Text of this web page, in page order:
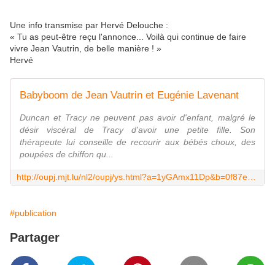
Une info transmise par Hervé Delouche :
« Tu as peut-être reçu l'annonce... Voilà qui continue de faire
vivre Jean Vautrin, de belle manière ! »
Hervé
Babyboom de Jean Vautrin et Eugénie Lavenant
Duncan et Tracy ne peuvent pas avoir d'enfant, malgré le
désir viscéral de Tracy d'avoir une petite fille. Son
thérapeute lui conseille de recourir aux bébés choux, des
poupées de chiffon qu...
#publication
Partager